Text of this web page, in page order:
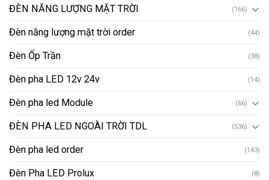
ĐÈN NĂNG LƯỢNG MẶT TRỜI (166)
Đèn năng lượng mặt trời order (44)
Đèn Ốp Trần (38)
Đèn pha LED 12v 24v (14)
Đèn pha led Module (66)
ĐÈN PHA LED NGOÀI TRỜI TDL (536)
Đèn pha led order (143)
Đèn Pha LED Prolux (8)